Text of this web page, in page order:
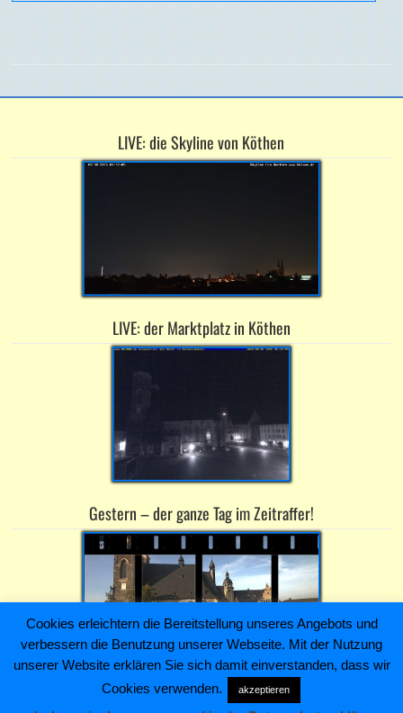
LIVE: die Skyline von Köthen
LIVE: der Marktplatz in Köthen
Gestern – der ganze Tag im Zeitraffer!
Heiko Kaiser Immobilien & Hausverwaltung ~ Schloßstraße 4 ~
Cookies erleichtern die Bereitstellung unseres Angebots und
verbessern die Benutzung unserer Webseite. Mit der Nutzung
unserer Website erklären Sie sich damit einverstanden, dass wir
Cookies verwenden.
akzeptieren